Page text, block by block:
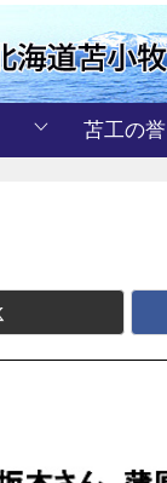
苫工の誉